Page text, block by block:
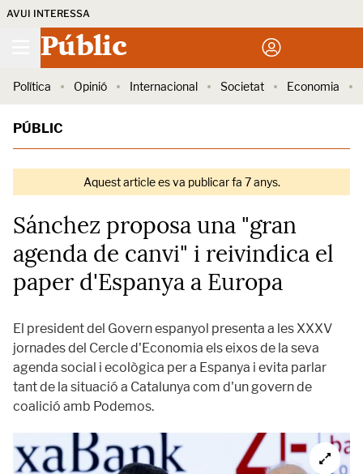
AVUI INTERESSA
Públic
Política Opinió Internacional Societat Economia
PÚBLIC
Aquest article es va publicar fa 7 anys.
Sánchez proposa una "gran
agenda de canvi" i reivindica el
paper d'Espanya a Europa
El president del Govern espanyol presenta a les XXXV
jornades del Cercle d'Economia els eixos de la seva
agenda social i ecològica per a Espanya i evita parlar
tant de la situació a Catalunya com d'un govern de
coalició amb Podemos.